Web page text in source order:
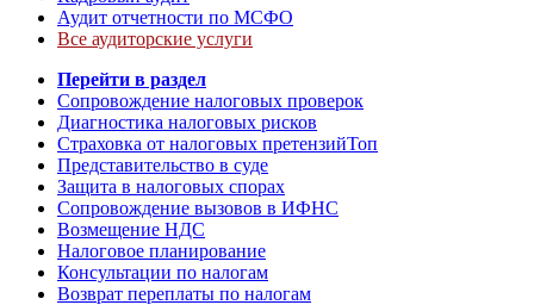
Аудит отчетности по МСФО
Все аудиторские услуги
Перейти в раздел
Сопровождение налоговых проверок
Диагностика налоговых рисков
Страховка от налоговых претензийТоп
Представительство в суде
Защита в налоговых спорах
Сопровождение вызовов в ИФНС
Возмещение НДС
Налоговое планирование
Консультации по налогам
Возврат переплаты по налогам